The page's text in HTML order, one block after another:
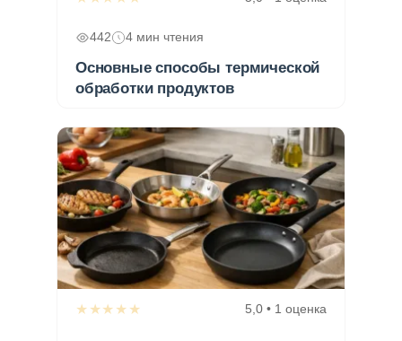
442 4 мин чтения
Основные способы термической
обработки продуктов
★★★★★ 5,0 • 1 оценка